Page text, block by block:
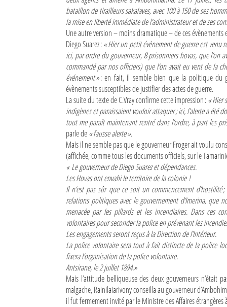
bataillon de tirailleurs sakalaves, avec 100 à 150 de ses
la mise en liberté immédiate de l’administrateur et de ses
Une autre version – moins dramatique – de ces évènements
Diego Suarez :« Hier un petit évènement de guerre est
ici, par ordre du gouverneur, 8 prisonniers hovas, que l’on
commandé par nos officiers) que l’on avait eu vent de la
événement »: en fait, il semble bien que la politique du
évènements susceptibles de justifier des actes de guerre.
La suite du texte de C.Vray confirme cette impression :« Hier
indigènes et paraissaient vouloir attaquer ; ici, l’alerte a été
tout me paraît maintenant rentré dans l’ordre, à part les
parle de« fausse alerte ».
Mais il ne semble pas que le gouverneur Froger ait voulu
(affichée, comme tous les documents officiels, sur le
« Le gouverneur de Diego Suarez et dépendances.
Les Hovas ont envahi le territoire de la colonie !
Il n’est pas sûr que ce soit un commencement
relations politiques avec le gouvernement d’Imerina,
menacée par les pillards et les incendiaires. Dans ces
volontaires pour seconder la police en prévenant les
Les engagements seront reçus à la Direction de l’Intérieur.
La police volontaire sera tout à fait distincte de la police
fixera l’organisation de la police volontaire.
Antsirane, le 2 juillet 1894.»
Mais l’attitude belliqueuse des deux gouverneurs n’était
malgache, Rainilaiarivony conseilla au gouverneur
il fut fermement invité par le Ministre des Affaires étrangères